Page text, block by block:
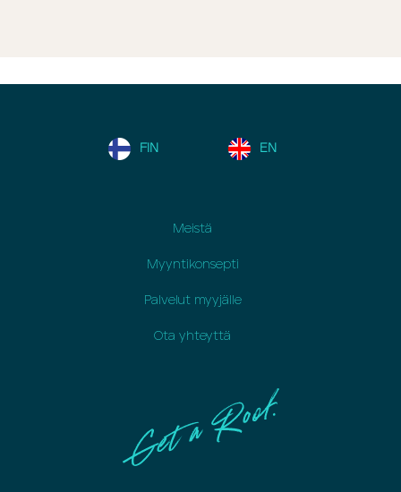
FIN EN
Meistä
Myyntikonsepti
Palvelut myyjälle
Ota yhteyttä